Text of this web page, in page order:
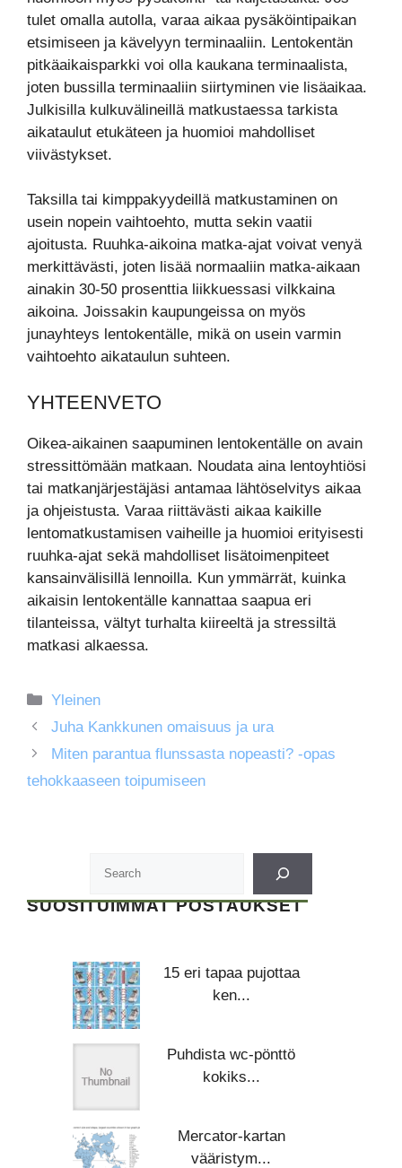
tulet omalla autolla, varaa aikaa pysäköintipaikan
etsimiseen ja kävelyyn terminaaliin. Lentokentän
pitkäaikaisparkki voi olla kaukana terminaalista,
joten bussilla terminaaliin siirtyminen vie lisäaikaa.
Julkisilla kulkuvälineillä matkustaessa tarkista
aikataulut etukäteen ja huomioi mahdolliset
viivästykset.
Taksilla tai kimppakyydeillä matkustaminen on
usein nopein vaihtoehto, mutta sekin vaatii
ajoitusta. Ruuhka-aikoina matka-ajat voivat venyä
merkittävästi, joten lisää normaaliin matka-aikaan
ainakin 30-50 prosenttia liikkuessasi vilkkaina
aikoina. Joissakin kaupungeissa on myös
junayhteys lentokentälle, mikä on usein varmin
vaihtoehto aikataulun suhteen.
YHTEENVETO
Oikea-aikainen saapuminen lentokentälle on avain
stressittömään matkaan. Noudata aina lentoyhtiösi
tai matkanjärjestäjäsi antamaa lähtöselvitys aikaa
ja ohjeistusta. Varaa riittävästi aikaa kaikille
lentomatkustamisen vaiheille ja huomioi erityisesti
ruuhka-ajat sekä mahdolliset lisätoimenpiteet
kansainvälisillä lennoilla. Kun ymmärrät, kuinka
aikaisin lentokentälle kannattaa saapua eri
tilanteissa, vältyt turhalta kiireeltä ja stressiltä
matkasi alkaessa.
Kategoriat
Yleinen
Juha Kankkunen omaisuus ja ura
Miten parantua flunssasta nopeasti? -opas
tehokkaaseen toipumiseen
SUOSITUIMMAT POSTAUKSET
15 eri tapaa pujottaa
ken...
Puhdista wc-pönttö
kokiks...
Mercator-kartan
vääristym...